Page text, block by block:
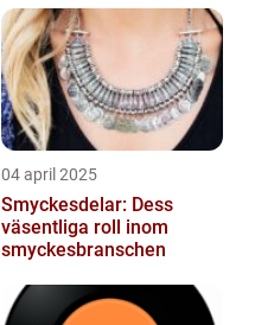
04 april 2025
Smyckesdelar: Dess
väsentliga roll inom
smyckesbranschen